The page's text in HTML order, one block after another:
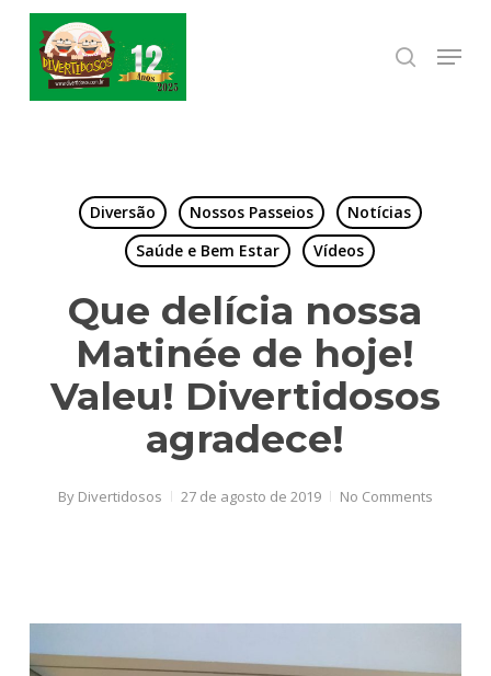
content
search
Menu
Diversão Nossos Passeios
Notícias
Saúde e Bem Estar
Vídeos
Que delícia nossa
Matinée de hoje!
Valeu! Divertidosos
agradece!
By Divertidosos 27 de agosto de 2019 No Comments
Close